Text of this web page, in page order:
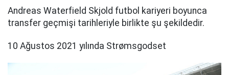
Andreas Waterfield Skjold futbol kariyeri boyunca
transfer geçmişi tarihleriyle birlikte şu şekildedir.
10 Ağustos 2021 yılında Strømsgodset